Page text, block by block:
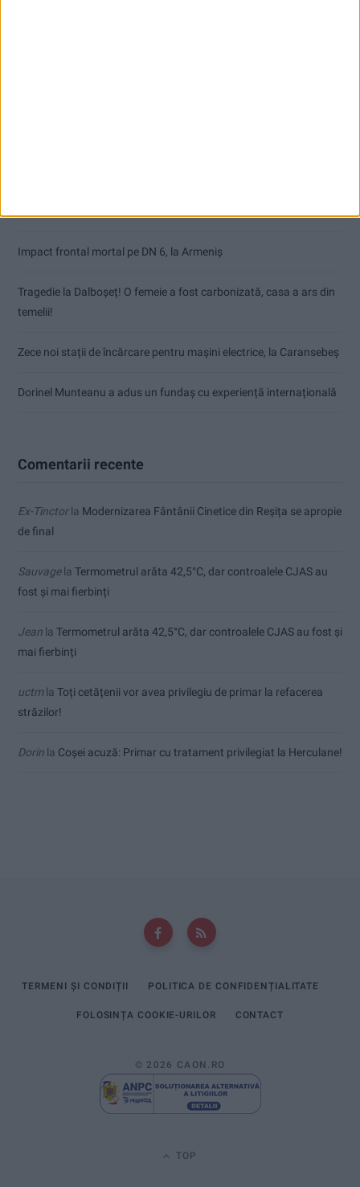
Impact frontal mortal pe DN 6, la Armeniș
Tragedie la Dalboşeț! O femeie a fost carbonizată, casa a ars din
temelii!
Zece noi stații de încărcare pentru mașini electrice, la Caransebeș
Dorinel Munteanu a adus un fundaș cu experiență internațională
Comentarii recente
Ex-Tinctorla Modernizarea Fântânii Cinetice din Reșița se apropie
de final
Sauvagela Termometrul arăta 42,5°C, dar controalele CJAS au
fost și mai fierbinți
Jean la Termometrul arăta 42,5°C, dar controalele CJAS au fost și
mai fierbinți
uctmla Toți cetățenii vor avea privilegiu de primar la refacerea
străzilor!
Dorin la Coșei acuză: Primar cu tratament privilegiat la Herculane!
TERMENI ȘI CONDIȚII POLITICA DE CONFIDENȚIALITATE
FOLOSINȚA COOKIE-URILOR CONTACT
© 2026 CAON.RO
TOP